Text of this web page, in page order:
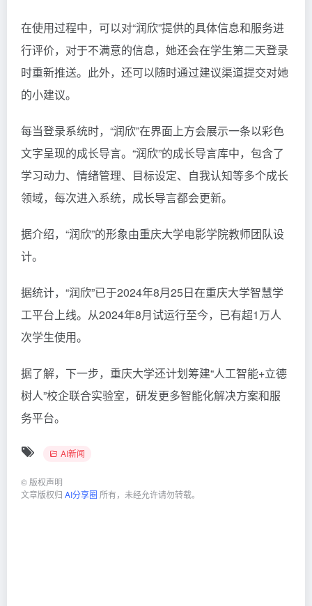
在使用过程中，可以对“润欣”提供的具体信息和服务进
行评价，对于不满意的信息，她还会在学生第二天登录
时重新推送。此外，还可以随时通过建议渠道提交对她
的小建议。
每当登录系统时，“润欣”在界面上方会展示一条以彩色
文字呈现的成长导言。“润欣”的成长导言库中，包含了
学习动力、情绪管理、目标设定、自我认知等多个成长
领域，每次进入系统，成长导言都会更新。
据介绍，“润欣”的形象由重庆大学电影学院教师团队设
计。
据统计，“润欣”已于2024年8月25日在重庆大学智慧学
工平台上线。从2024年8月试运行至今，已有超1万人
次学生使用。
据了解，下一步，重庆大学还计划筹建“人工智能+立德
树人”校企联合实验室，研发更多智能化解决方案和服
务平台。
AI新闻
© 版权声明
文章版权归 AI分享圈 所有，未经允许请勿转载。